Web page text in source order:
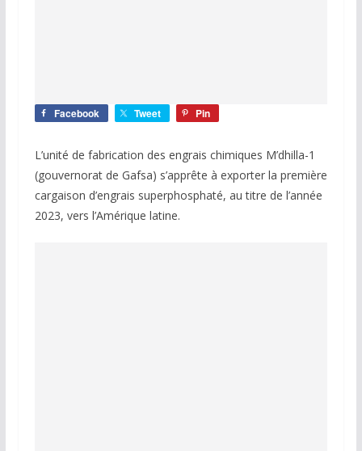
Facebook Tweet Pin
L’unité de fabrication des engrais chimiques M’dhilla-1
(gouvernorat de Gafsa) s’apprête à exporter la première
cargaison d’engrais superphosphaté, au titre de l’année
2023, vers l’Amérique latine.